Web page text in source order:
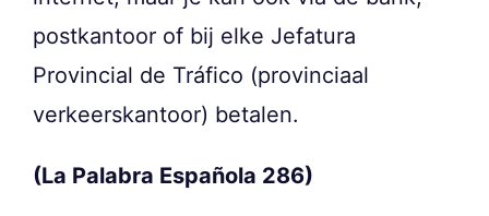
postkantoor of bij elke Jefatura
Provincial de Tráfico (provinciaal
verkeerskantoor) betalen.
(La Palabra Española 286)